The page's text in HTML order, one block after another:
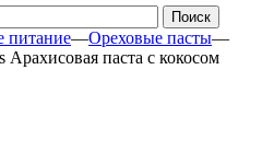
питание—Ореховые пасты—
Арахисовая паста с кокосом